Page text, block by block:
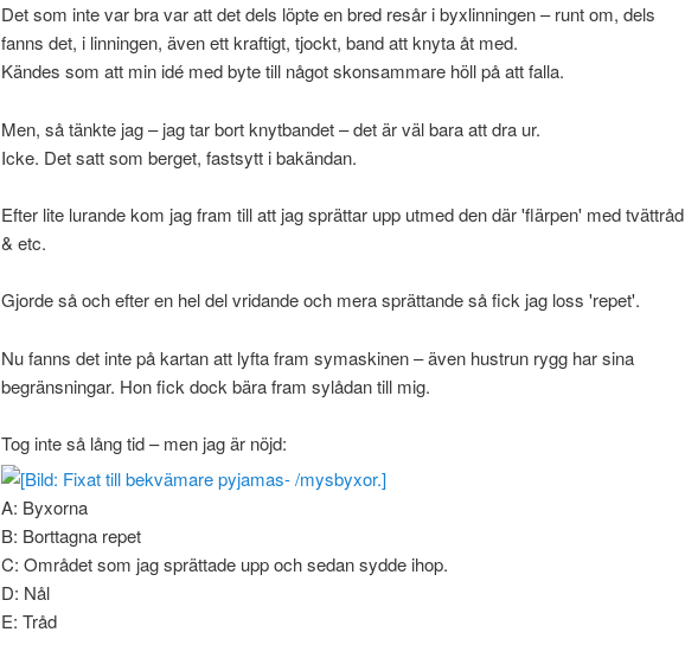
Det som inte var bra var att det dels löpte en bred resår i byxlinningen – runt om, dels
fanns det, i linningen, även ett kraftigt, tjockt, band att knyta åt med.
Kändes som att min idé med byte till något skonsammare höll på att falla.
Men, så tänkte jag – jag tar bort knytbandet – det är väl bara att dra ur.
Icke. Det satt som berget, fastsytt i bakändan.
Efter lite lurande kom jag fram till att jag sprättar upp utmed den där 'flärpen' med tvättråd
& etc.
Gjorde så och efter en hel del vridande och mera sprättande så fick jag loss 'repet'.
Nu fanns det inte på kartan att lyfta fram symaskinen – även hustrun rygg har sina
begränsningar. Hon fick dock bära fram sylådan till mig.
Tog inte så lång tid – men jag är nöjd:
A: Byxorna
B: Borttagna repet
C: Området som jag sprättade upp och sedan sydde ihop.
D: Nål
E: Tråd